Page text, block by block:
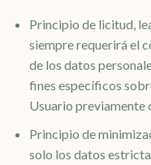
Principio de licitud,
siempre requerirá el
de los datos
fines específicos
Usuario previamente
Principio de
solo los datos